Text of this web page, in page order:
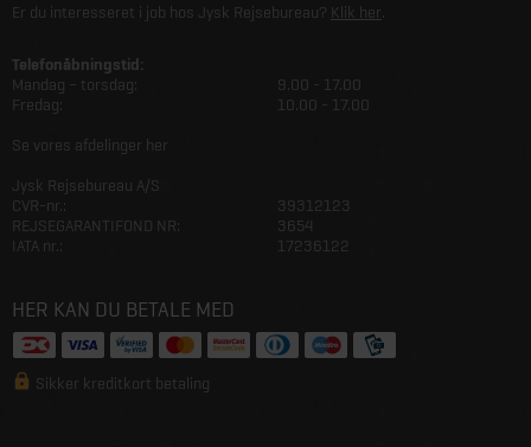
Er du interesseret i job hos Jysk Rejsebureau? Klik her.
Telefonåbningstid:
Mandag – torsdag:
9.00 - 17.00
Fredag:
10.00 - 17.00
Se vores afdelinger her
Jysk Rejsebureau A/S
CVR-nr.:
39312123
REJSEGARANTIFOND NR:
3654
IATA nr.:
17236122
HER KAN DU BETALE MED
Sikker kreditkort betaling